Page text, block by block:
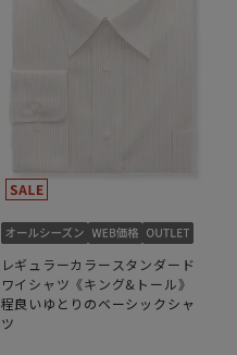
レギュラーカラースタンダード
ワイシャツ《キング&トール》
程良いゆとりのベーシックシャ
ツ